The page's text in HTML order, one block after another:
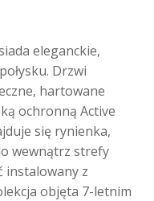
eleganckie,
Drzwi
hartowane
ochronną Active
się rynienka,
wewnątrz strefy
instalowany z
objęta 7-letnim